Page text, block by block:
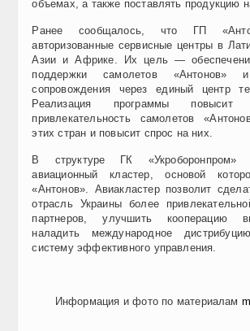
объемах, а также поставлять продукцию
Ранее сообщалось, что ГП
авторизованные сервисные центры в
Азии и Африке. Их цель —
поддержки самолетов «Антонов» и
сопровождения через единый центр
Реализация программы повысит
привлекательность самолетов
этих стран и повысит спрос на них.
В структуре ГК «Укроборонпром»
авиационный кластер, основой
«Антонов». Авиакластер позволит
отрасль Украины более
партнеров, улучшить кооперацию
наладить международное
систему эффективного управления.
Информация и фото по материалам